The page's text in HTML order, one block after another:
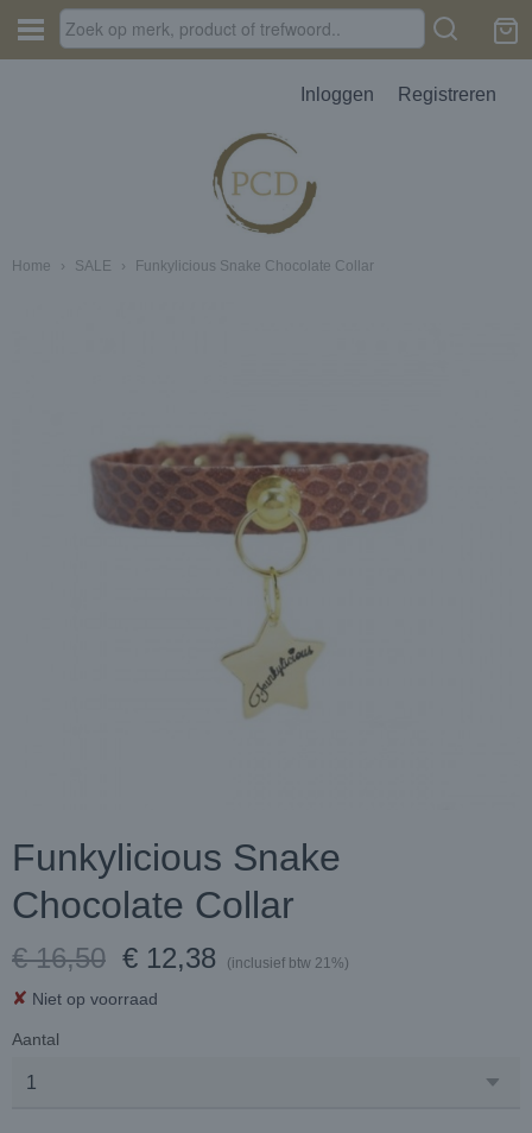
Inloggen Registreren
Home › SALE › Funkylicious Snake Chocolate Collar
Funkylicious Snake
Chocolate Collar
€ 16,50 € 12,38 (inclusief btw 21%)
✘ Niet op voorraad
Aantal